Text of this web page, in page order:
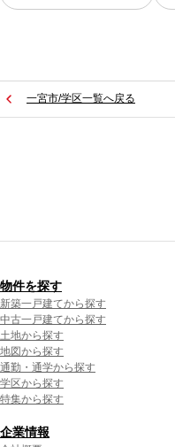
一宮市/学区一覧へ戻る
物件を探す
新築一戸建てから探す
中古一戸建てから探す
土地から探す
地図から探す
通勤・通学から探す
学区から探す
特集から探す
企業情報